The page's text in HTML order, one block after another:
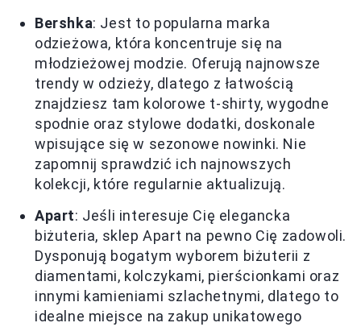
Bershka: Jest to popularna marka
odzieżowa, która koncentruje się na
młodzieżowej modzie. Oferują najnowsze
trendy w odzieży, dlatego z łatwością
znajdziesz tam kolorowe t-shirty, wygodne
spodnie oraz stylowe dodatki, doskonale
wpisujące się w sezonowe nowinki. Nie
zapomnij sprawdzić ich najnowszych
kolekcji, które regularnie aktualizują.
Apart: Jeśli interesuje Cię elegancka
biżuteria, sklep Apart na pewno Cię zadowoli.
Dysponują bogatym wyborem biżuterii z
diamentami, kolczykami, pierścionkami oraz
innymi kamieniami szlachetnymi, dlatego to
idealne miejsce na zakup unikatowego